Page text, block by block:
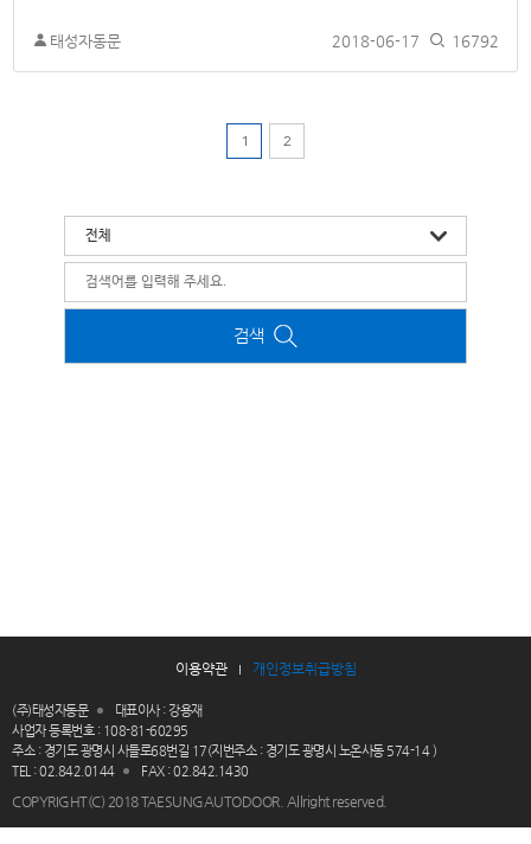
태성자동문 2018-06-17 16792
1 2
검색
이용약관 개인정보취급방침
(주)태성자동문
대표이사 : 강용재
사업자 등록번호 : 108-81-60295
주소 : 경기도 광명시 사들로68번길 17(지번주소 : 경기도 광명시 노온사동 574-14 )
TEL : 02.842.0144
FAX : 02.842.1430
COPYRIGHT(C) 2018TAESUNGAUTODOOR. Allright reserved.